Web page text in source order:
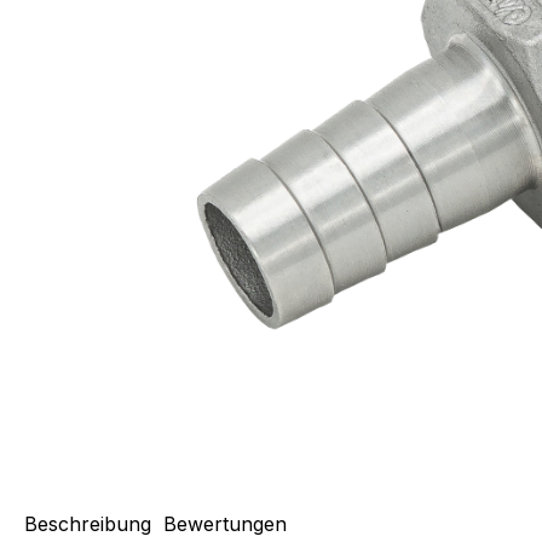
Beschreibung Bewertungen